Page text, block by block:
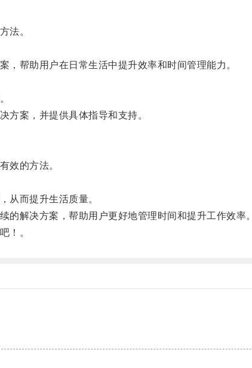
法。
帮助用户在日常生活中提升效率和时间管理能力。
案，并提供具体指导和支持。
效的方法。
而提升生活质量。
解决方案，帮助用户更好地管理时间和提升工作效率。
！。